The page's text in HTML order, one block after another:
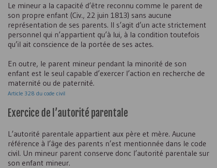
Le mineur a la capacité d’être reconnu comme le parent de
son propre enfant (Civ., 22 juin 1813) sans aucune
représentation de ses parents. Il s’agit d’un acte strictement
personnel qui n’appartient qu’à lui, à la condition toutefois
qu’il ait conscience de la portée de ses actes.
En outre, le parent mineur pendant la minorité de son
enfant est le seul capable d’exercer l’action en recherche de
maternité ou de paternité.
Article 328 du code civil
Exercice de l’autorité parentale
L’autorité parentale appartient aux père et mère. Aucune
référence à l’âge des parents n’est mentionnée dans le code
civil. Un mineur parent conserve donc l’autorité parentale sur
son enfant mineur.